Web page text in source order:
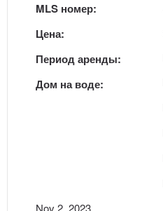
MLS номер:
Цена:
Период аренды:
Дом на воде:
Nov 2, 2023